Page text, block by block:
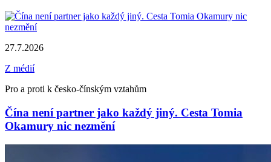
27.7.2026
Z médií
Pro a proti k česko-čínským vztahům
Čína není partner jako každý jiný. Cesta Tomia
Okamury nic nezmění